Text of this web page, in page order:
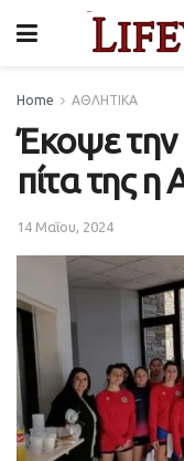
Home ΑΘΛΗΤΙΚΑ
Έκοψε την
πίτα της η
14 Μαΐου, 2024